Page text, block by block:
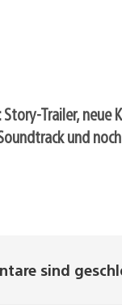
Story-Trailer, neue
und
sind